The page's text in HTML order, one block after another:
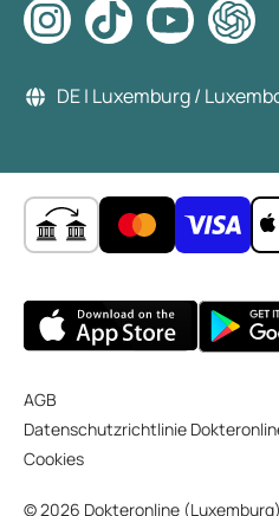
DE | Luxemburg /
AGB
Datenschutzrichtlinie
Cookies
© 2026 Dokteronline